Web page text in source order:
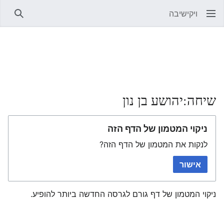
ויקישיבה
שיחה:יהושע בן נון
ניקוי המטמון של הדף הזה
לנקות את המטמון של הדף הזה?
אישור
ניקוי המטמון של דף גורם לגרסה החדשה ביותר להופיע.